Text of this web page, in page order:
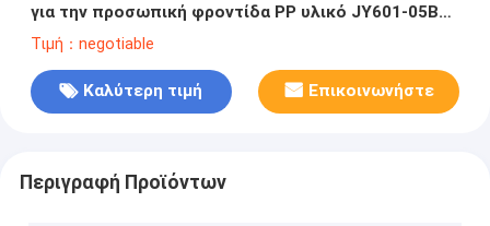
για την προσωπική φροντίδα PP υλικό JY601-05B
20/410 ραβδωτή
Τιμή：negotiable
Καλύτερη τιμή Επικοινωνήστε
Περιγραφή Προϊόντων